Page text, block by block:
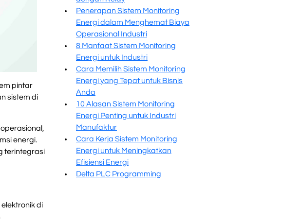
pintar
sistem di
energi.
terintegrasi
di
Penerapan Sistem Monitoring
Energi dalam Menghemat Biaya
Operasional Industri
8 Manfaat Sistem Monitoring
Energi untuk Industri
Cara Memilih Sistem Monitoring
Energi yang Tepat untuk Bisnis
Anda
10 Alasan Sistem Monitoring
Energi Penting untuk Industri
Manufaktur
Cara Kerja Sistem Monitoring
Energi untuk Meningkatkan
Efisiensi Energi
Delta PLC Programming